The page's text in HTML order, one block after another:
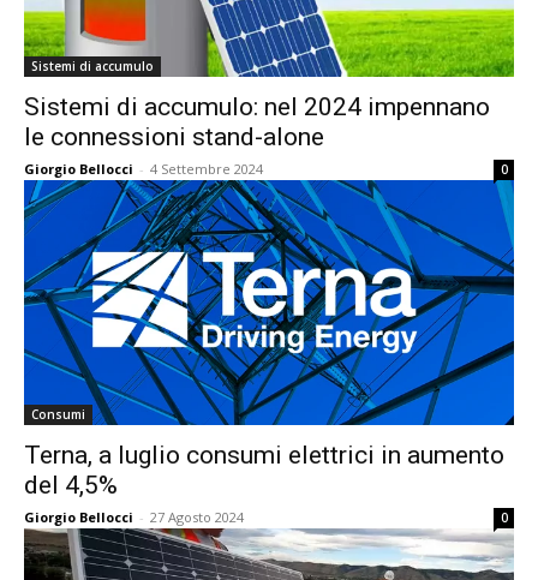
Sistemi di accumulo
Sistemi di accumulo: nel 2024 impennano
le connessioni stand-alone
Giorgio Bellocci - 4 Settembre 2024 0
Consumi
Terna, a luglio consumi elettrici in aumento
del 4,5%
Giorgio Bellocci - 27 Agosto 2024 0